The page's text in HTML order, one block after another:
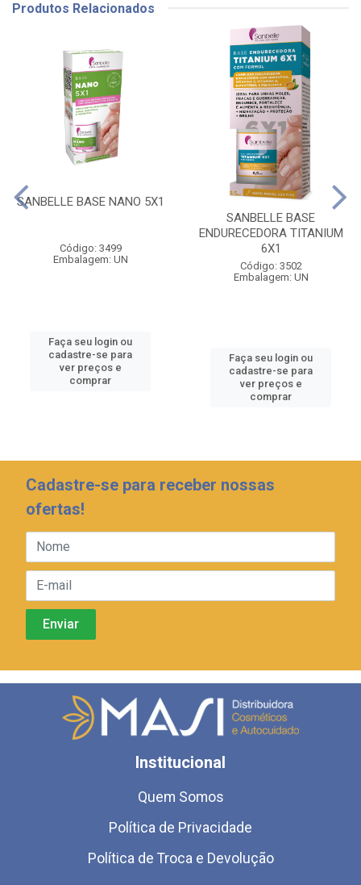
Produtos Relacionados
SANBELLE BASE NANO 5X1
Código: 3499
Embalagem: UN
Faça seu login ou
cadastre-se para
ver preços e
comprar
SANBELLE BASE
ENDURECEDORA TITANIUM
6X1
Código: 3502
Embalagem: UN
Faça seu login ou
cadastre-se para
ver preços e
comprar
Cadastre-se para receber nossas
ofertas!
Institucional
Quem Somos
Política de Privacidade
Política de Troca e Devolução